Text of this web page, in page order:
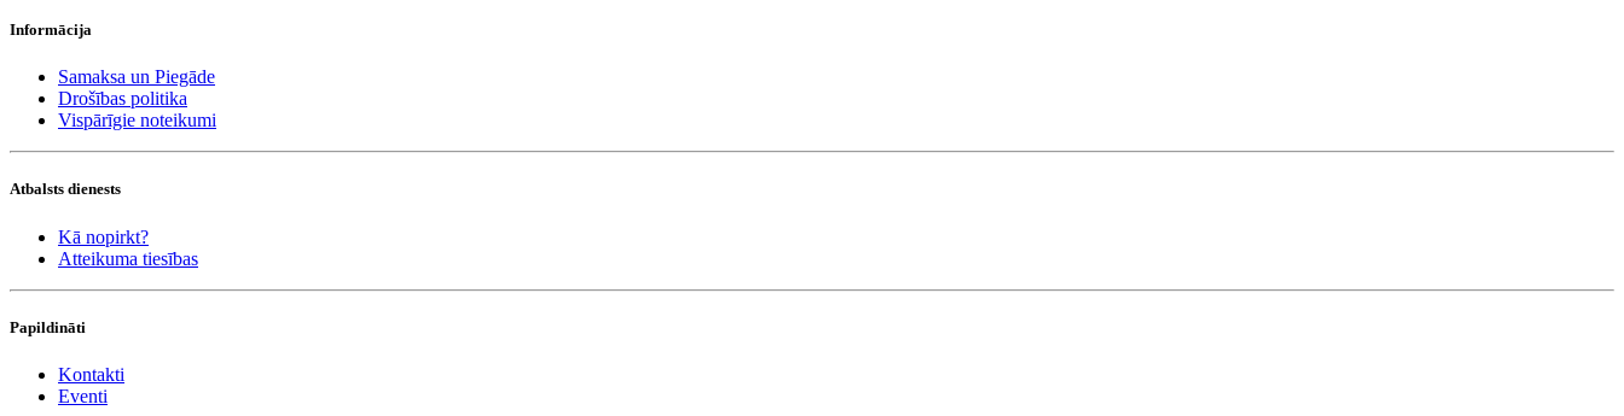
Informācija
Samaksa un Piegāde
Drošības politika
Vispārīgie noteikumi
Atbalsts dienests
Kā nopirkt?
Atteikuma tiesības
Papildināti
Kontakti
Eventi